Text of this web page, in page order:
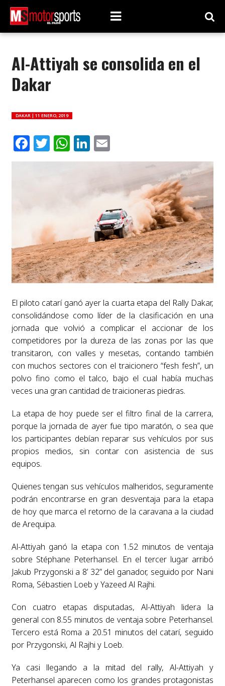
Al-Attiyah se consolida en el
Dakar
DAKAR | 11 ENERO, 2019
Facebook
Twitter
WhatsApp
LinkedIn
Email
El piloto catarí ganó ayer la cuarta etapa del Rally Dakar,
consolidándose como líder de la clasificación en una
jornada que volvió a complicar el accionar de los
competidores por la dureza de las zonas por las que
transitaron, con valles y mesetas, contando también
con muchos sectores con el traicionero “fesh fesh”, un
polvo fino como el talco, bajo el cual había muchas
veces una gran cantidad de traicioneras piedras.
La etapa de hoy puede ser el filtro final de la carrera,
porque la jornada de ayer fue tipo maratón, o sea que
los participantes debían reparar sus vehículos por sus
propios medios, sin contar con asistencia de sus
equipos.
Quienes tengan sus vehículos malheridos, seguramente
podrán encontrarse en gran desventaja para la etapa
de hoy que marca el retorno de la caravana a la ciudad
de Arequipa.
Al-Attiyah ganó la etapa con 1.52 minutos de ventaja
sobre Stéphane Peterhansel. En el tercer lugar arribó
Jakub Przygonski a 8’ 32” del ganador, seguido por Nani
Roma, Sébastien Loeb y Yazeed Al Rajhi.
Con cuatro etapas disputadas, Al-Attiyah lidera la
general con 8.55 minutos de ventaja sobre Peterhansel.
Tercero está Roma a 20.51 minutos del catarí, seguido
por Przygonski, Al Rajhi y Loeb.
Ya casi llegando a la mitad del rally, Al-Attiyah y
Peterhansel aparecen como los grandes protagonistas